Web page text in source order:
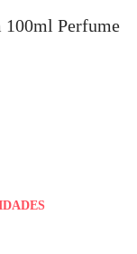
100ml Perfume